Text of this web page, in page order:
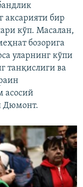
аксарияти бир
кўп. Масалан,
бозорига
уларнинг кўпи
танқислиги ва
асосий
Дюмонт.